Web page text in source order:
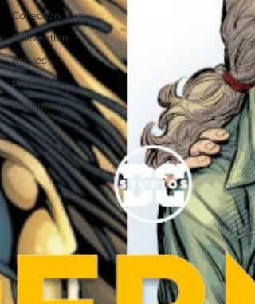
Collection
Convention
Brèves
Live
Superman